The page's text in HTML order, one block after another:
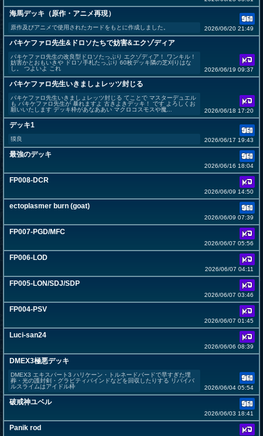
海馬デッキ（原作・アニメ再現）
原作及びアニメで使用されたカードをもとに作成しました。 2026/06/20 21:49
パキケファロ先生&ドロソたちで妨害&エクゾディア
パキケファロ先生の改良型ドロソたっぷり エクゾディア！ ワンキル！
妨害かとおもいきや ドロソ手札たっぷり 60枚デッキ隣の芝刈りはな
し。 つよいよ これ
2026/06/19 09:37
パキケファロ先生いきましょレッツ封じる
パキケファロ先生いきましょレッツ封じる てことで マスターデュエル
も パキケファロ先生が 暴れますよ 古きよきデッキ！ です よろしくお
願いいたします デッキ枠があなああい マクロコスモスや魔...
2026/06/18 17:20
デッキ1
獏良 2026/06/17 19:43
最強のデッキ
2026/06/16 18:04
FP008-DCR
2026/06/09 14:50
ectoplasmer burn (goat)
2026/06/09 07:39
FP007-PGD/MFC
2026/06/07 05:56
FP006-LOD
2026/06/07 04:11
FP005-LON/SDJ/SDP
2026/06/07 03:46
FP004-PSV
2026/06/07 01:45
Luci-san24
2026/06/06 08:39
DMEX3極悪デッキ
DMEX3 エキスパート3 ハリケーン・トルネードバードで早すぎた埋
葬・光の護封剣・グラビティバインドなどを回収したりする リバイバ
ルスライムはアイドル枠
2026/06/04 05:54
破戒神ユベル
2026/06/03 18:41
Panik rod